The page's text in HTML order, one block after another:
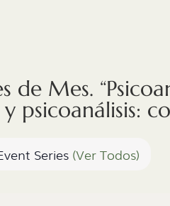
de Mes.
psicoanálisis:
Series (Ver Todos)